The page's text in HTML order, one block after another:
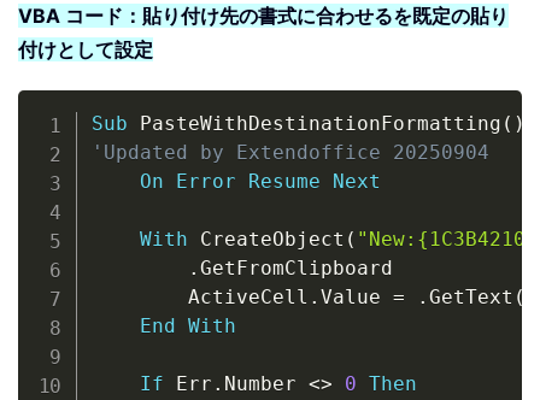
VBA コード：貼り付け先の書式に合わせるを既定の貼り
付けとして設定
Sub PasteWithDestinationFormatting ( )
'Updated by Extendoffice 20250904
On
Error Resume Next
With CreateObject (
. GetFromClipboard
        ActiveCell
. Value = . GetText (
End With
If Err . Number <> 0 Then
Copy